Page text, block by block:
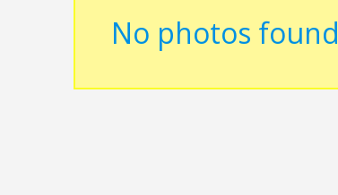
No photos found